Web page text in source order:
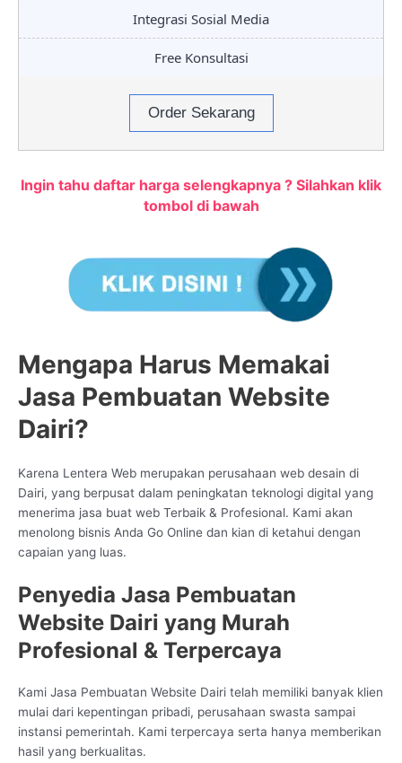
Integrasi Sosial Media
Free Konsultasi
Order Sekarang
Ingin tahu daftar harga selengkapnya ? Silahkan klik
tombol di bawah
Mengapa Harus Memakai
Jasa Pembuatan Website
Dairi?
Karena Lentera Web merupakan perusahaan web desain di
Dairi, yang berpusat dalam peningkatan teknologi digital yang
menerima jasa buat web Terbaik & Profesional. Kami akan
menolong bisnis Anda Go Online dan kian di ketahui dengan
capaian yang luas.
Penyedia Jasa Pembuatan
Website Dairi yang Murah
Profesional & Terpercaya
Kami Jasa Pembuatan Website Dairi telah memiliki banyak klien
mulai dari kepentingan pribadi, perusahaan swasta sampai
instansi pemerintah. Kami terpercaya serta hanya memberikan
hasil yang berkualitas.